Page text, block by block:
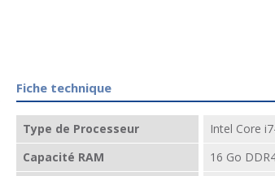
Fiche technique
Type de Processeur
Intel Core
Capacité RAM
16 Go